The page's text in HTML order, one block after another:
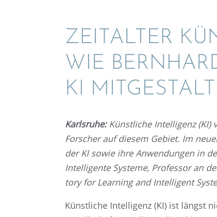
ZEITAL­TER
WIE
KI
Karls­ruhe:Künst­li­che Intel­li­genz (KI)
Forscher auf diesem Gebiet. Im
der KI sowie ihre Anwen­dun­gen in
Intel­li­gente Systeme, Profes­sor an
tory for Learning and Intel­li­gent
Künst­li­che Intel­li­genz (KI) ist längst